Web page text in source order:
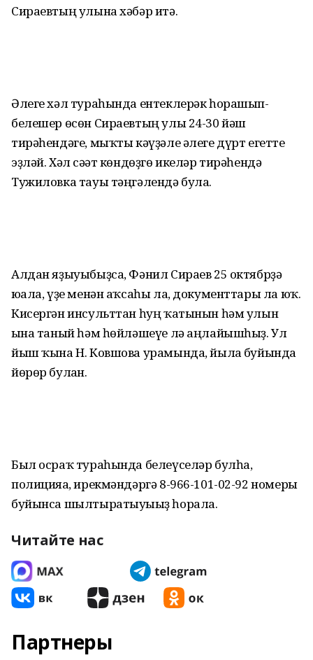
Сираевтың улына хәбәр итә.
Әлеге хәл тураһында ентеклерәк һорашып-
белешер өсөн Сираевтың улы 24-30 йәш
тирәһендәге, мыҡты кәүҙәле әлеге дүрт егетте
эҙләй. Хәл сәғәт көндөҙгө икеләр тирәһендә
Тужиловка тауы тәңгәлендә була.
Алдан яҙыуыбыҙса, Фәнил Сираев 25 октябрҙә
юғала, үҙе менән аҡсаһы ла, документтары ла юҡ.
Кисергән инсульттан һуң ҡатынын һәм улын
ғына таный һәм һөйләшеүе лә аңлайышһыҙ. Ул
йыш ҡына Н. Ковшова урамында, йылға буйында
йөрөр булған.
Был осраҡ тураһында белеүселәр булһа,
полицияға, ирекмәндәргә 8-966-101-02-92 номеры
буйынса шылтыратыуығыҙ һорала.
Читайте нас
Партнеры